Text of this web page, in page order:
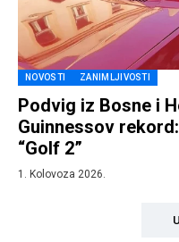
NOVOSTI ZANIMLJIVOSTI
Podvig iz Bosne i
Guinnessov
“Golf 2”
1. Kolovoza 2026.